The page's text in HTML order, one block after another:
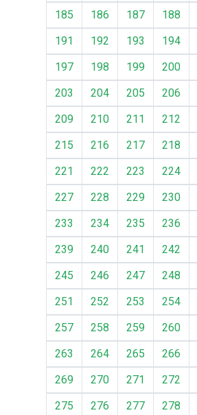
185
186 187 188
191
192 193 194
197
198 199 200
203
204 205 206
209
210 211 212
215
216 217 218
221
222 223 224
227
228 229 230
233
234 235 236
239
240 241 242
245
246 247 248
251
252 253 254
257
258 259 260
263
264 265 266
269
270 271 272
275
276 277 278